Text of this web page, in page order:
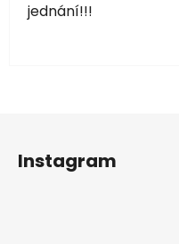
jednání!!!
Instagram